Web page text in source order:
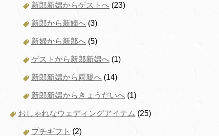
新郎新婦からゲストへ (23)
新郎から新婦へ (3)
新婦から新郎へ (5)
ゲストから新郎新婦へ (1)
新郎新婦から両親へ (14)
新郎新婦からきょうだいへ (1)
おしゃれなウェディングアイテム (25)
プチギフト (2)